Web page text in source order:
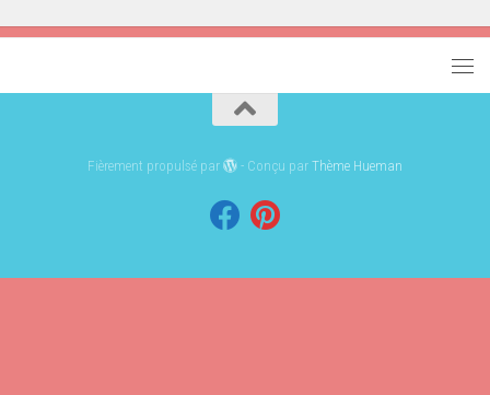
Fièrement propulsé par - Conçu parThème Hueman